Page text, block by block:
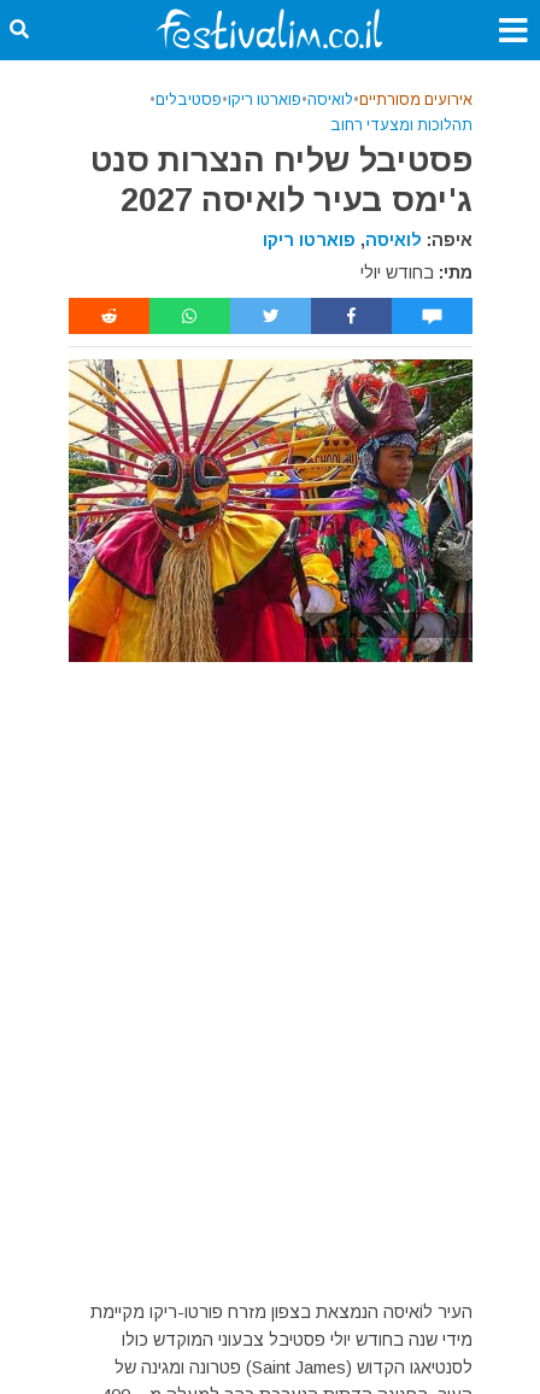
אירועים מסורתיים•לואיסה•פוארטו ריקו•פסטיבלים•
תהלוכות ומצעדי רחוב
פסטיבל שליח הנצרות סנט
ג'ימס בעיר לואיסה 2027
איפה: לואיסה, פוארטו ריקו
מתי: בחודש יולי
העיר לוֹאיסה הנמצאת בצפון מזרח פורטו-ריקו מקיימת
מידי שנה בחודש יולי פסטיבל צבעוני המוקדש כולו
לסנטיאגו הקדוש (Saint James) פטרונה ומגינה של